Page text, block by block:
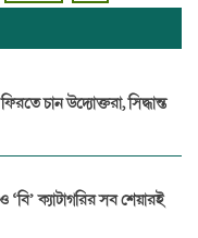
চান উদ্যোক্তরা, সিদ্ধান্ত
ক্যাটাগরির সব শেয়ারই